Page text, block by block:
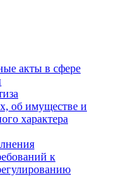
акты в сфере
об имуществе и
характера
к